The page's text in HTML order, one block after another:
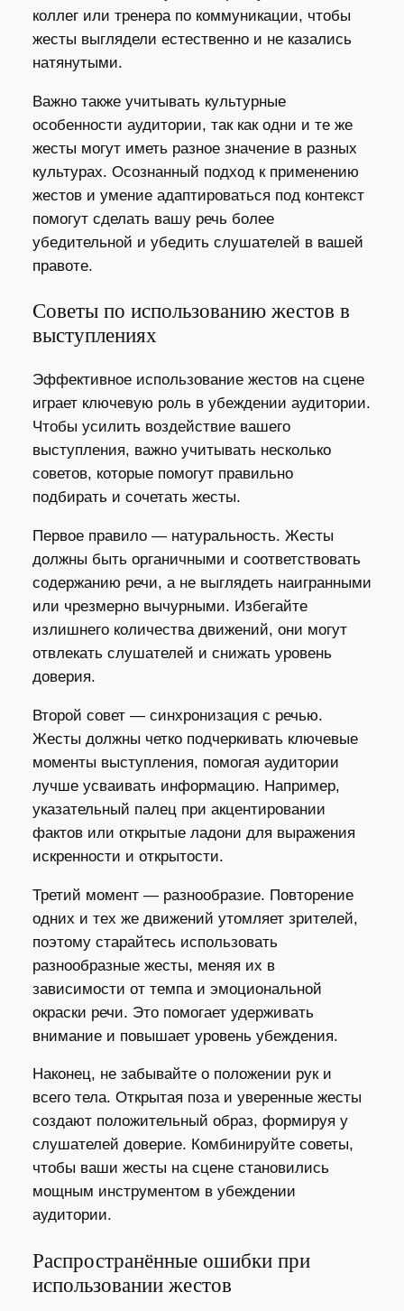
коллег или тренера по коммуникации, чтобы
жесты выглядели естественно и не казались
натянутыми.
Важно также учитывать культурные
особенности аудитории, так как одни и те же
жесты могут иметь разное значение в разных
культурах. Осознанный подход к применению
жестов и умение адаптироваться под контекст
помогут сделать вашу речь более
убедительной и убедить слушателей в вашей
правоте.
Советы по использованию жестов в
выступлениях
Эффективное использование жестов на сцене
играет ключевую роль в убеждении аудитории.
Чтобы усилить воздействие вашего
выступления, важно учитывать несколько
советов, которые помогут правильно
подбирать и сочетать жесты.
Первое правило — натуральность. Жесты
должны быть органичными и соответствовать
содержанию речи, а не выглядеть наигранными
или чрезмерно вычурными. Избегайте
излишнего количества движений, они могут
отвлекать слушателей и снижать уровень
доверия.
Второй совет — синхронизация с речью.
Жесты должны четко подчеркивать ключевые
моменты выступления, помогая аудитории
лучше усваивать информацию. Например,
указательный палец при акцентировании
фактов или открытые ладони для выражения
искренности и открытости.
Третий момент — разнообразие. Повторение
одних и тех же движений утомляет зрителей,
поэтому старайтесь использовать
разнообразные жесты, меняя их в
зависимости от темпа и эмоциональной
окраски речи. Это помогает удерживать
внимание и повышает уровень убеждения.
Наконец, не забывайте о положении рук и
всего тела. Открытая поза и уверенные жесты
создают положительный образ, формируя у
слушателей доверие. Комбинируйте советы,
чтобы ваши жесты на сцене становились
мощным инструментом в убеждении
аудитории.
Распространённые ошибки при
использовании жестов